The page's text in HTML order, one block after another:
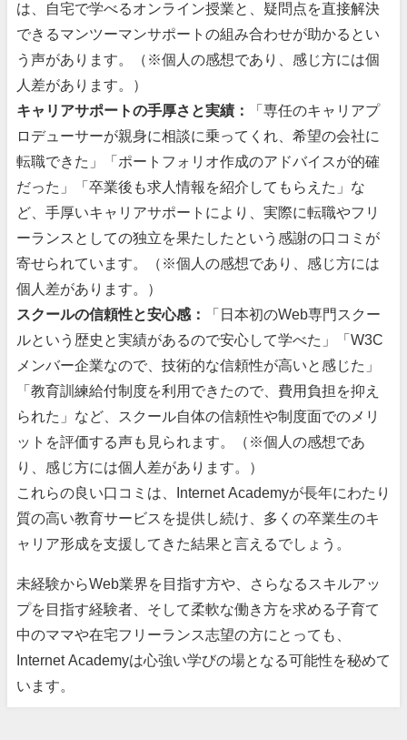
は、自宅で学べるオンライン授業と、疑問点を直接解決
できるマンツーマンサポートの組み合わせが助かるとい
う声があります。（※個人の感想であり、感じ方には個
人差があります。）
キャリアサポートの手厚さと実績：
「専任のキャリアプ
ロデューサーが親身に相談に乗ってくれ、希望の会社に
転職できた」「ポートフォリオ作成のアドバイスが的確
だった」「卒業後も求人情報を紹介してもらえた」な
ど、手厚いキャリアサポートにより、実際に転職やフリ
ーランスとしての独立を果たしたという感謝の口コミが
寄せられています。（※個人の感想であり、感じ方には
個人差があります。）
スクールの信頼性と安心感：
「日本初のWeb専門スクー
ルという歴史と実績があるので安心して学べた」「W3C
メンバー企業なので、技術的な信頼性が高いと感じた」
「教育訓練給付制度を利用できたので、費用負担を抑え
られた」など、スクール自体の信頼性や制度面でのメリ
ットを評価する声も見られます。（※個人の感想であ
り、感じ方には個人差があります。）
これらの良い口コミは、Internet Academyが長年にわたり
質の高い教育サービスを提供し続け、多くの卒業生のキ
ャリア形成を支援してきた結果と言えるでしょう。
未経験からWeb業界を目指す方や、さらなるスキルアッ
プを目指す経験者、そして柔軟な働き方を求める子育て
中のママや在宅フリーランス志望の方にとっても、
Internet Academyは心強い学びの場となる可能性を秘めて
います。